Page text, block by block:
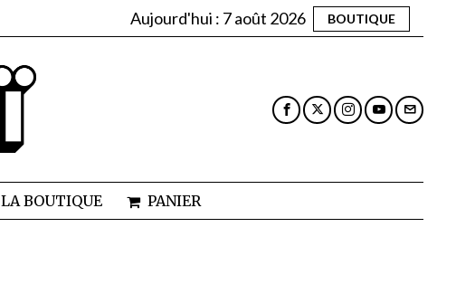
Aujourd'hui : 7 août 2026 BOUTIQUE
LA BOUTIQUE PANIER